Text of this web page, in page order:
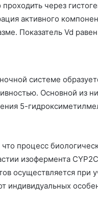
через
активного
Показатель Vd равен
системе
Основной из
5-
процесс
изофермента
осуществляется при
индивидуальных